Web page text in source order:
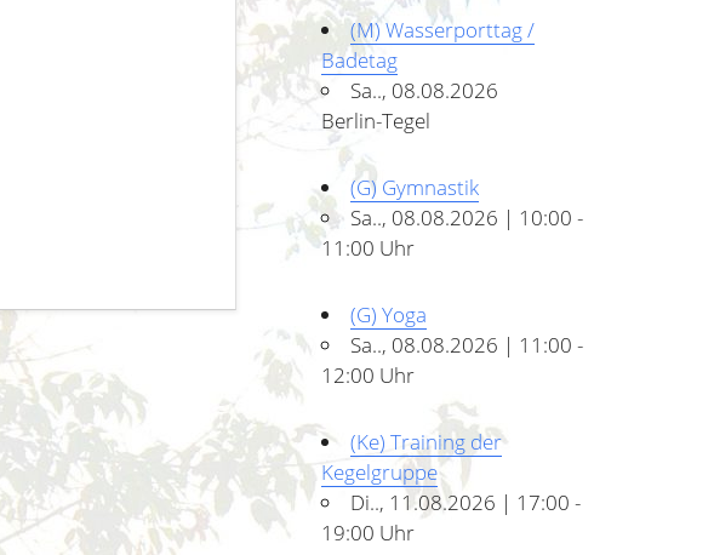
(M) Wasserporttag /
Badetag
Sa.., 08.08.2026
Berlin-Tegel
(G) Gymnastik
Sa.., 08.08.2026 | 10:00 -
11:00 Uhr
(G) Yoga
Sa.., 08.08.2026 | 11:00 -
12:00 Uhr
(Ke) Training der
Kegelgruppe
Di.., 11.08.2026 | 17:00 -
19:00 Uhr